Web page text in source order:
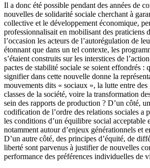
Il a donc été possible pendant des années de
nouvelles de solidarité sociale cherchant à
collective et le développement économique,
professionnalisait en mobilisant des praticiens
l’occasion les acteurs de l’autorégulation de
étonnant que dans un tel contexte, les
s’étaient construits sur les interstices de
pactes de stabilité sociale se soient effondrés :
signifier dans cette nouvelle donne la
mouvements dits « sociaux », la lutte entre des
classes de la société, voire la transformation
sein des rapports de production ? D’un côté,
codification de l’ordre des relations sociales a
les conditions d’un équilibre social acceptable
notamment autour d’enjeux générationnels et
D’un autre côté, des principes d’équité, de
liberté sont parvenus à justifier de nouvelles
performance des préférences individuelles de